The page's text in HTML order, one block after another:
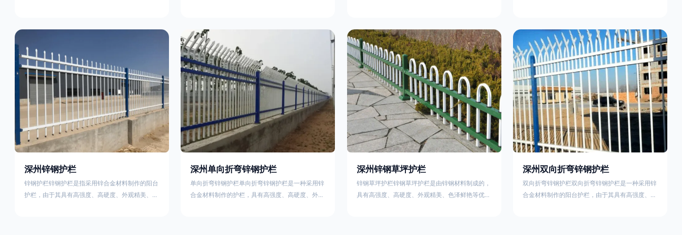
而成，具有防腐、抗锈、美观等特点 。框架护栏
理(换填夯实),顺坡和开挖基坑，立柱临时定位，安
装防护栏网片，浇筑立柱混泥土基础，护栏网整体
紧固及调整 。框架护栏网的规格包括以下内容：
栏、水泥围栏等。铁艺围栏是通过艺术设计构建的
铁质或钢制围栏。根据所用材料不同可分为刺铁丝
围栏、电围栏、木桩围栏、生物围栏、铁丝网围
栏、沟围栏、土墙围栏、石块墙围栏、柳芭围栏、
PVC围栏、水泥围栏等。如果您需要使用铁艺围
栏，建议
通等使用的主流产品。星工(XINGGONG)是一家专
业生产锌钢护栏的公司，其三横杆锌钢护栏特点如
下：1线条流畅，色彩鲜明，稳重大气；2坚固耐
用，经济实惠；3样式结构设计多样化满足各种不
同场所的需求 。三横杆锌钢护栏的使用方法
栏锌钢百叶窗锌钢防盗窗锌钢防护栏锌钢配件组合
锌钢组装护栏组装防盗窗组装防护栏组装锌合金组
装。传统的阳台护栏使用铁条材料，需要借助电焊
等工艺技术，而且质地较软、容易生锈、色彩单
一。锌钢阳台护栏的安装方法因情况而异，但是一
般采
深州锌钢护栏
锌钢护栏锌钢护栏是指采用锌合金材料制作的阳台
护栏，由于其具有高强度、高硬度、外观精美、色
深州单向折弯锌钢护栏
单向折弯锌钢护栏单向折弯锌钢护栏是一种采用锌
合金材料制作的护栏，具有高强度、高硬度、外观
深州锌钢草坪护栏
锌钢草坪护栏锌钢草坪护栏是由锌钢材料制成的，
具有高强度、高硬度、外观精美、色泽鲜艳等优
深州双向折弯锌钢护栏
双向折弯锌钢护栏双向折弯锌钢护栏是一种采用锌
合金材料制作的阳台护栏，由于其具有高强度、高